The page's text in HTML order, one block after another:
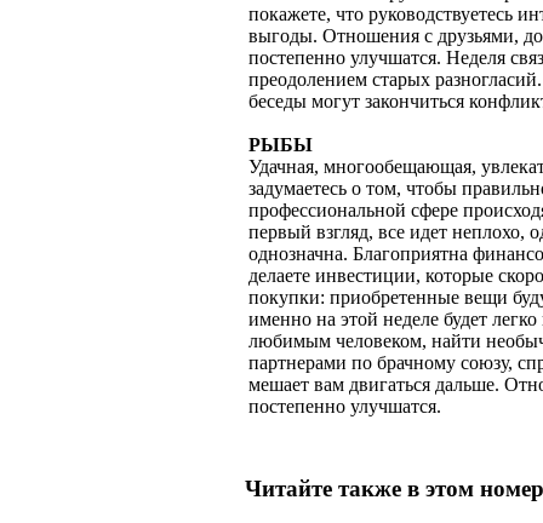
покажете, что руководствуетесь
выгоды. Отношения с друзьями,
постепенно улучшатся. Неделя
преодолением старых
беседы могут закончиться
РЫБЫ
Удачная, многообещающая,
задумаетесь о том, чтобы
профессиональной сфере
первый взгляд, все идет неплохо,
однозначна. Благоприятна
делаете инвестиции, которые
покупки: приобретенные вещи
именно на этой неделе будет
любимым человеком, найти
партнерами по брачному союзу,
мешает вам двигаться дальше.
постепенно улучшатся.
Читайте также в этом